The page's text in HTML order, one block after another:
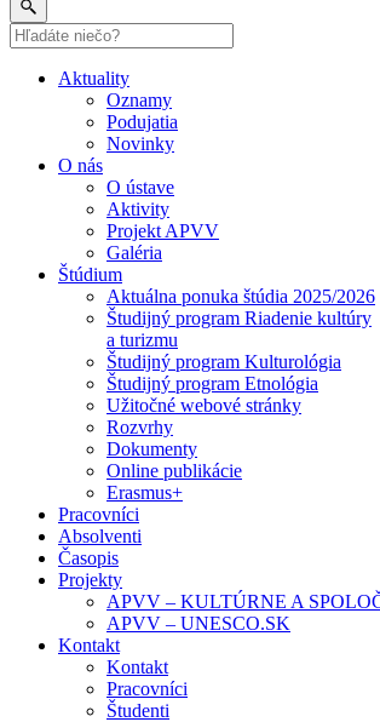
Aktuality
Oznamy
Podujatia
Novinky
O nás
O ústave
Aktivity
Projekt APVV
Galéria
Štúdium
Aktuálna ponuka štúdia 2025/2026
Študijný program Riadenie kultúry
a turizmu
Študijný program Kulturológia
Študijný program Etnológia
Užitočné webové stránky
Rozvrhy
Dokumenty
Online publikácie
Erasmus+
Pracovníci
Absolventi
Časopis
Projekty
APVV – KULTÚRNE A
APVV – UNESCO.SK
Kontakt
Kontakt
Pracovníci
Študenti